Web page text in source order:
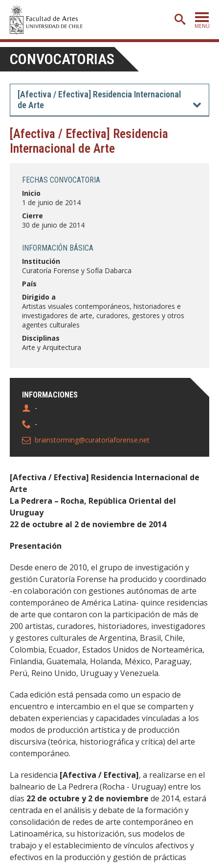
MENÚ
PORTADA
ADMISIÓN
ETAPA BÁSICA
POSTGRADO
EXTENSIÓN
BIBLIOTECA
DEPARTAMENTOS
Estudiantes
Académicas/os
CONVOCATORIAS
[Afectiva / Efectiva] Residencia Internacional
de Arte
[Afectiva / Efectiva] Residencia
Internacional de Arte
INFORMACIONES
-
-
brainstorming@curatoríaforense.net
FECHAS CONVOCATORIA
Inicio
1 de junio de 2014
Cierre
30 de junio de 2014
INFORMACIÓN BÁSICA
Institución
Curatoría Forense y Sofía Dabarca
País
Dirigido a
Artistas visuales contemporáneos, historiadores e
investigadores de arte, curadores, gestores y otros
agentes culturales
Disciplinas
Arte y Arquitectura
[Afectiva / Efectiva] Residencia Internacional de
Arte
La Pedrera – Rocha, República Oriental del
Uruguay
22 de octubre al 2 de noviembre de 2014
Presentación
Desde enero de 2010, el grupo de investigación y
gestión Curatoría Forense ha producido y coordinado
-en colaboración con gestiones autónomas de arte
contemporáneo de América Latina- quince residencias
de arte que contaron con la participación de más de
200 artistas, curadores, historiadores, investigadores
y gestores culturales de Argentina, Brasil, Chile,
Colombia, Ecuador, Estados Unidos de Norteamérica,
Finlandia, Guatemala, Holanda, México, Paraguay,
Perú, Reino Unido, Uruguay y Venezuela.
Cada edición está pensada como un espacio de
encuentro e intercambio en el que se comparten y
debaten experiencias y capacidades vinculadas a los
modos de producción artística y de producción
discursiva (teórica, historiográfica y crítica) del arte
contemporáneo.
La residencia [Afectiva / Efectiva], a realizarse en el
balneario de La Pedrera (Rocha - Uruguay) entre los
días 22 de octubre y 2 de noviembre de 2014, estará
centrada en el análisis y debate de la formación y
consolidación de redes de arte contemporáneo en
Latinoamérica, su historización, sus modelos de
trabajo y el establecimiento de vínculos afectivos y
efectivos en la producción y gestión de prácticas